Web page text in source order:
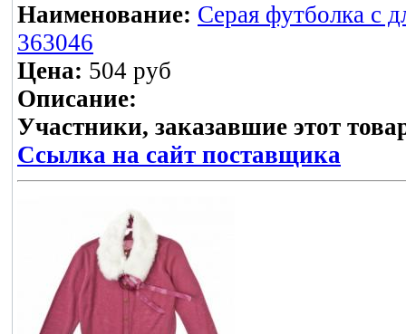
Наименование: Серая футболка с
363046
Цена: 504 руб
Описание:
Участники, заказавшие этот
Ссылка на сайт поставщика